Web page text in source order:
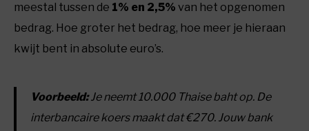
meestal tussen de 1% en 2,5% van het opgenomen
bedrag. Hoe groter het bedrag, hoe meer je hieraan
kwijt bent in absolute euro’s.
Voorbeeld:Je neemt 10.000 Thaise baht op. De
interbancaire koers maakt dat €270. Jouw bank